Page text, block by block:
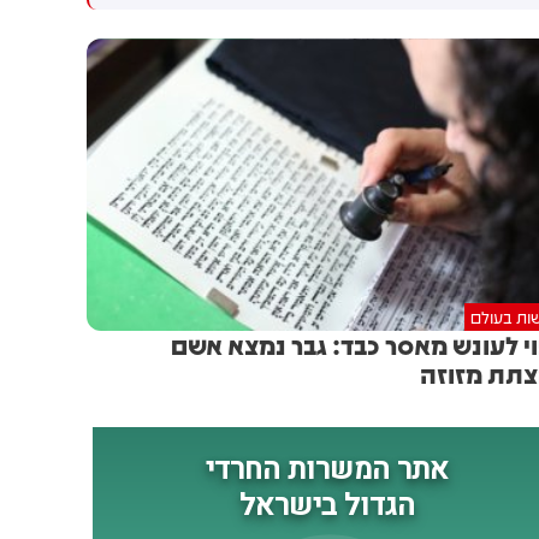
באורח קשה: אתמול (ד')
פעלו במרחב הכפר מג׳דל זון
שבדרום לבנון לטיהור המרחב
והשמדת תשתיות טרור. במהלך
הפעילות, הכוח נכנס למבנה
במרחב. בעת כניסת הכוח למבנה
- התרחש פיצוץ, ככל הנראה של
מטען חבלה שהוטמן במקום.
כתוצאה מהפיצוץ, נפלו רס״ן
(מיל׳) הראל בירנשטוק ז״ל ורס״ם
(מיל׳) תמיר וקנין ז״ל, ונפצעו
ארבעה לוחמי צה"ל במילואים
לקבלת טיפול רפואי
האירוע, חיל האוויר וכוחות
תותחנים תקפו מטרות במרחב.
קשה בתקרית
בעולם
לעונש מאסר כבד: גבר נמצא אשם
מזוזה